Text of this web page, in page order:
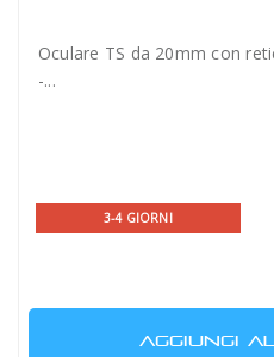
Oculare TS da 20mm con
-...
3-4 GIORNI
AGGIUNGI